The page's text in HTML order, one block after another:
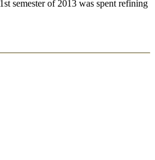
semester of 2013 was spent refining